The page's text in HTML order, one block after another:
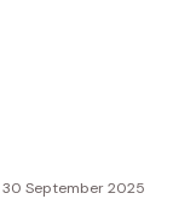
30 September 2025